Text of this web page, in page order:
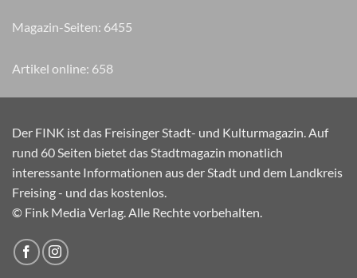
Magazin-Seiten: 7620
Artikel online: 658
Der FINK ist das Freisinger Stadt- und Kulturmagazin. Auf
rund 60 Seiten bietet das Stadtmagazin monatlich
interessante Informationen aus der Stadt und dem Landkreis
Freising - und das kostenlos.
© Fink Media Verlag. Alle Rechte vorbehalten.